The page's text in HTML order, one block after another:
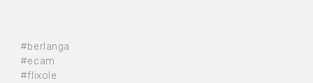
#berlanga
#ecam
#flixole